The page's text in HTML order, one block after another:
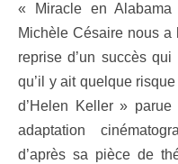
« Miracle en
Michèle Césaire nous a
reprise d’un succès
qu’il y ait quelque
d’Helen Keller »
adaptation
d’après sa pièce de